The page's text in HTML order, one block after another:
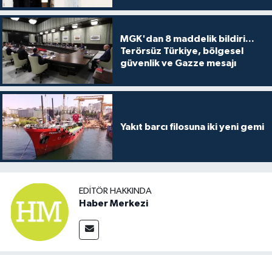
MGK'dan 8 maddelik bildiri...
Terörsüz Türkiye, bölgesel
güvenlik ve Gazze mesajı
Yakıt barcı filosuna iki yeni gemi
EDITÖR HAKKINDA
Haber Merkezi